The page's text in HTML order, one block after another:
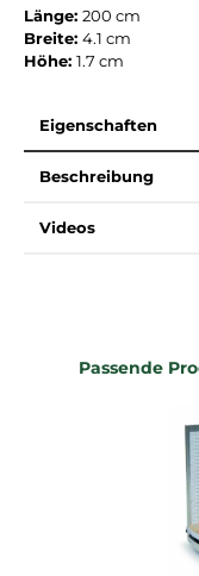
Länge: 200 cm
Breite: 4.1 cm
Höhe: 1.7 cm
Eigenschaften
Beschreibung
Videos
Produktgalerie
Passende